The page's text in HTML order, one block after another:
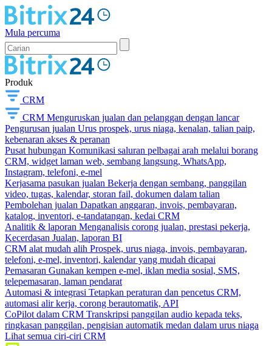
Mula percuma
Produk
CRM
CRM Menguruskan jualan dan pelanggan dengan lancar
Pengurusan jualan Urus prospek, urus niaga, kenalan, talian paip,
kebenaran akses & peranan
Pusat hubungan Komunikasi saluran pelbagai arah melalui borang
CRM, widget laman web, sembang langsung, WhatsApp,
Instagram, telefoni, e-mel
Kerjasama pasukan jualan Bekerja dengan sembang, panggilan
video, tugas, kalendar, storan fail, dokumen dalam talian
Pembolehan jualan Dapatkan anggaran, invois, pembayaran,
katalog, inventori, e-tandatangan, kedai CRM
Analitik & laporan Menganalisis corong jualan, prestasi pekerja,
Kecerdasan Jualan, laporan BI
CRM alat mudah alih Prospek, urus niaga, invois, pembayaran,
telefoni, e-mel, inventori, kalendar yang mudah dicapai
Pemasaran Gunakan kempen e-mel, iklan media sosial, SMS,
telepemasaran, laman pendarat
Automasi & integrasi Tetapkan peraturan dan pencetus CRM,
automasi alir kerja, corong berautomatik, API
CoPilot dalam CRM Transkripsi panggilan audio kepada teks,
ringkasan panggilan, pengisian automatik medan dalam urus niaga
Lihat semua ciri-ciri CRM